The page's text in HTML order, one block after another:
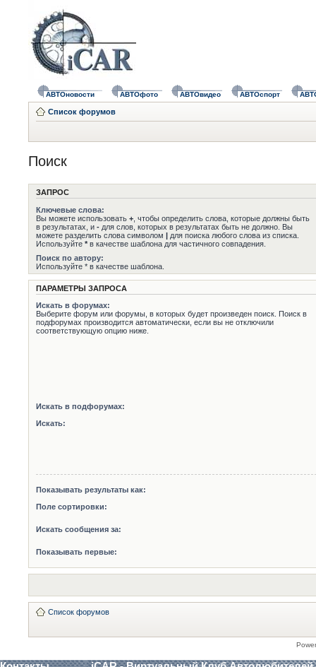
АВТОновости АВТОфото АВТОвидео АВТОспорт
Список форумов
Поиск
ЗАПРОС
Ключевые слова:
Вы можете использовать + , чтобы определить слова, которые должны быть
в результатах, и - для слов, которых в результатах быть не должно. Вы
можете разделить слова символом | для поиска любого слова из списка.
Используйте * в качестве шаблона для частичного совпадения.
Поиск по автору:
Используйте * в качестве шаблона.
ПАРАМЕТРЫ ЗАПРОСА
Искать в форумах:
Выберите форум или форумы, в которых будет произведен поиск. Поиск в
подфорумах производится автоматически, если вы не отключили
соответствующую опцию ниже.
Искать в подфорумах:
Искать:
Показывать результаты как:
Поле сортировки:
Искать сообщения за:
Показывать первые:
Список форумов